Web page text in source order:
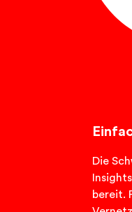
Die
bereit.